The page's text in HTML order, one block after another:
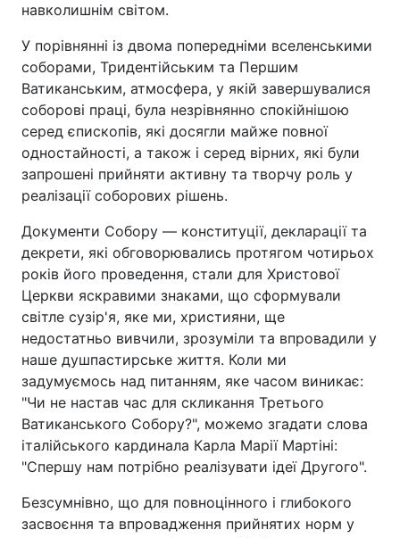
навколишнім світом.
У порівнянні із двома попередніми вселенськими
соборами, Тридентійським та Першим
Ватиканським, атмосфера, у якій завершувалися
соборові праці, була незрівнянно спокійнішою
серед єпископів, які досягли майже повної
одностайності, а також і серед вірних, які були
запрошені прийняти активну та творчу роль у
реалізації соборових рішень.
Документи Собору — конституції, декларації та
декрети, які обговорювались протягом чотирьох
років його проведення, стали для Христової
Церкви яскравими знаками, що сформували
світле сузір'я, яке ми, християни, ще
недостатньо вивчили, зрозуміли та впровадили у
наше душпастирське життя. Коли ми
задумуємось над питанням, яке часом виникає:
"Чи не настав час для скликання Третього
Ватиканського Собору?", можемо згадати слова
італійського кардинала Карла Марії Мартіні:
"Спершу нам потрібно реалізувати ідеї Другого".
Безсумнівно, що для повноцінного і глибокого
засвоєння та впровадження прийнятих норм у